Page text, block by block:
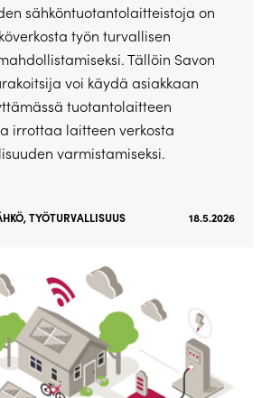
sähköntuotantolaitteistoja on
työn turvallisen
Tällöin Savon
voi käydä asiakkaan
tuotantolaitteen
irrottaa laitteen verkosta
varmistamiseksi.
,TYÖTURVALLISUUS 18.5.2026